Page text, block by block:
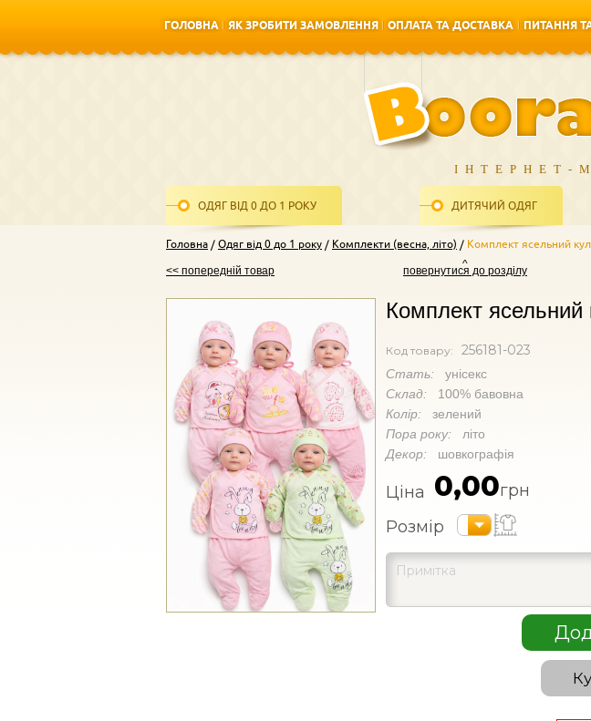
ГОЛОВНА
ЯК ЗРОБИТИ ЗАМОВЛЕННЯ
ОПЛАТА ТА ДОСТАВКА
ПИТАННЯ
ІНТЕРНЕТ-
ОДЯГ ВІД 0 ДО 1 РОКУ ДИТЯЧИЙ ОДЯГ
Головна Одяг від 0 до 1 року Комплекти (весна, літо) Комплект ясельний
<< попередній товар повернутися до розділу
Комплект ясельний
Код товару: 256181-023
Стать: унісекс
Склад: 100% бавовна
Колір: зелений
Пора року: літо
Декор: шовкографія
Ціна 0,00грн
Розмір